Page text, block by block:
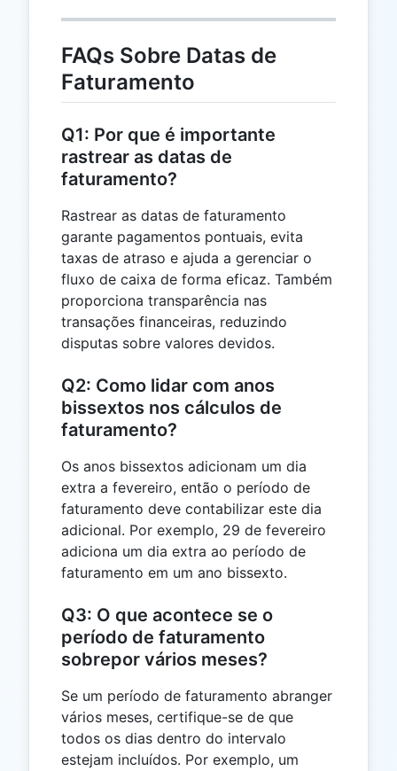
FAQs Sobre Datas de
Faturamento
Q1: Por que é importante
rastrear as datas de
faturamento?
Rastrear as datas de faturamento
garante pagamentos pontuais, evita
taxas de atraso e ajuda a gerenciar o
fluxo de caixa de forma eficaz. Também
proporciona transparência nas
transações financeiras, reduzindo
disputas sobre valores devidos.
Q2: Como lidar com anos
bissextos nos cálculos de
faturamento?
Os anos bissextos adicionam um dia
extra a fevereiro, então o período de
faturamento deve contabilizar este dia
adicional. Por exemplo, 29 de fevereiro
adiciona um dia extra ao período de
faturamento em um ano bissexto.
Q3: O que acontece se o
período de faturamento
sobrepor vários meses?
Se um período de faturamento abranger
vários meses, certifique-se de que
todos os dias dentro do intervalo
estejam incluídos. Por exemplo, um